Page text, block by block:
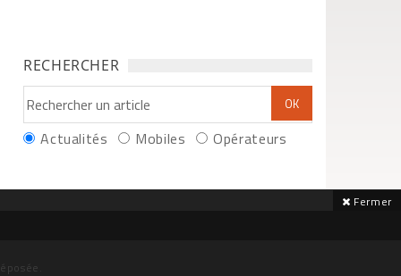
RECHERCHER
Actualités Mobiles Opérateurs
Fermer